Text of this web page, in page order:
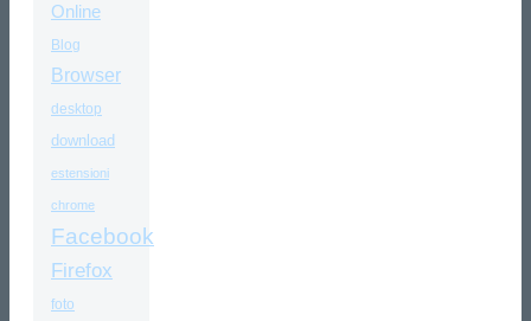
Online
Blog
Browser
desktop
download
estensioni
chrome
Facebook
Firefox
foto